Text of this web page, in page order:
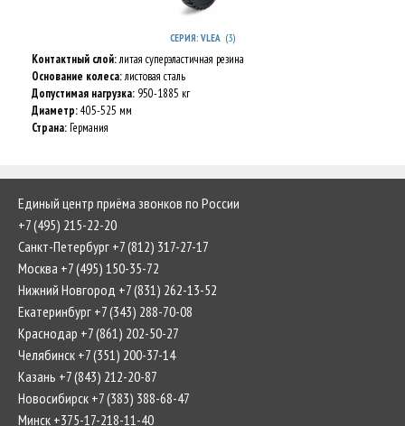
СЕРИЯ: VLEA (3)
Контактный слой:литая суперэластичная резина
Основание колеса:листовая сталь
Допустимая нагрузка: 950-1885 кг
Диаметр:405-525 мм
Страна: Германия
Единый центр приёма звонков по России
+7 (495) 215-22-20
Санкт-Петербург +7 (812) 317-27-17
Москва +7 (495) 150-35-72
Нижний Новгород +7 (831) 262-13-52
Екатеринбург +7 (343) 288-70-08
Краснодар +7 (861) 202-50-27
Челябинск +7 (351) 200-37-14
Казань +7 (843) 212-20-87
Новосибирск +7 (383) 388-68-47
Минск +375-17-218-11-40